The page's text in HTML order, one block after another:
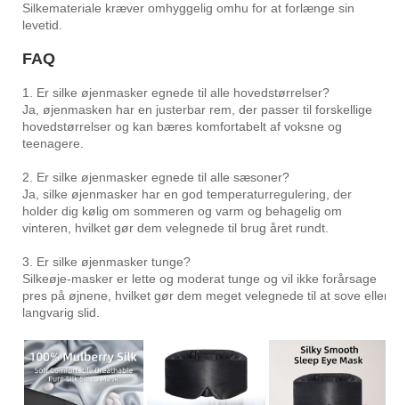
Silkemateriale kræver omhyggelig omhu for at forlænge sin
levetid.
FAQ
1. Er silke øjenmasker egnede til alle hovedstørrelser?
Ja, øjenmasken har en justerbar rem, der passer til forskellige
hovedstørrelser og kan bæres komfortabelt af voksne og
teenagere.
2. Er silke øjenmasker egnede til alle sæsoner?
Ja, silke øjenmasker har en god temperaturregulering, der
holder dig kølig om sommeren og varm og behagelig om
vinteren, hvilket gør dem velegnede til brug året rundt.
3. Er silke øjenmasker tunge?
Silkeøje-masker er lette og moderat tunge og vil ikke forårsage
pres på øjnene, hvilket gør dem meget velegnede til at sove eller
langvarig slid.